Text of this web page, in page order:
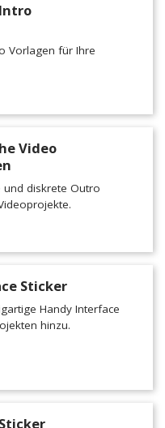
Vorlagen für Ihre
Video
und diskrete Outro
Sticker
Handy Interface
hinzu.